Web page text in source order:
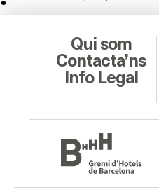
Qui som
Contacta’ns
Info Legal